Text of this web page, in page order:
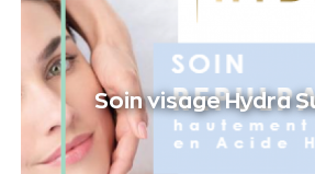
Soin visage Hydra